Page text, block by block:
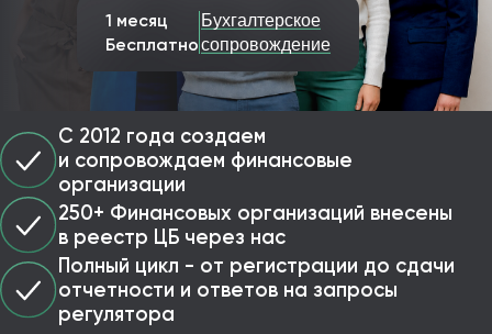
в реестр ЦБ через нас
Полный цикл - от регистрации до сдачи
регулятора
Получить консультацию по
финансовым организациям